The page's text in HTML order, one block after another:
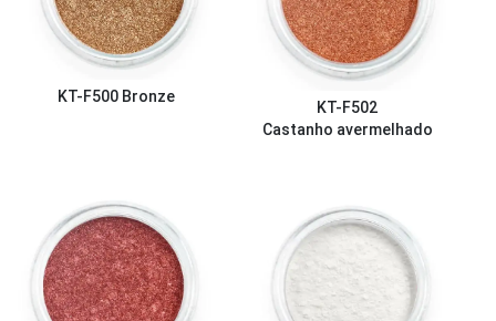
KT-F500 Bronze
KT-F502
Castanho avermelhado